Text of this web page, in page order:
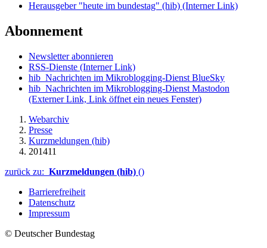
Herausgeber "heute im bundestag" (hib) (Interner Link)
Abonnement
Newsletter abonnieren
RSS-Dienste (Interner Link)
hib_Nachrichten im Mikroblogging-Dienst BlueSky
hib_Nachrichten im Mikroblogging-Dienst Mastodon
(Externer Link, Link öffnet ein neues Fenster)
Webarchiv
Presse
Kurzmeldungen (hib)
201411
zurück zu: Kurzmeldungen (hib) ()
Barrierefreiheit
Datenschutz
Impressum
© Deutscher Bundestag